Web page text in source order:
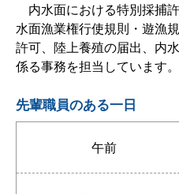
内水面における特別採捕
水面漁業権行使規則・遊漁
許可、陸上養殖の届出、内
係る事務を担当しています。
先輩職員のある一日
午前